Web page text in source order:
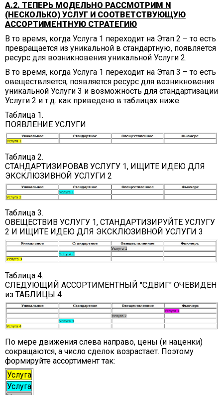
А.2. ТЕПЕРЬ МОДЕЛЬНО РАССМОТРИМ N
(НЕСКОЛЬКО) УСЛУГ И СООТВЕТСТВУЮЩУЮ
АССОРТИМЕНТНУЮ СТРАТЕГИЮ
В то время, когда Услуга 1 переходит на Этап 2 – то есть
превращается из уникальной в стандартную, появляется
ресурс для возникновения уникальной Услуги 2.
В то время, когда Услуга 1 переходит на Этап 3 – то есть
овеществляется, появляется ресурс для возникновения
уникальной Услуги 3 и возможность для стандартизации
Услуги 2 и т.д. как приведено в таблицах ниже.
Таблица 1.
ПОЯВЛЕНИЕ УСЛУГИ
Таблица 2.
СТАНДАРТИЗИРОВАВ УСЛУГУ 1, ИЩИТЕ ИДЕЮ ДЛЯ
ЭКСКЛЮЗИВНОЙ УСЛУГИ 2
Таблица 3.
ОВЕЩЕСТВИВ УСЛУГУ 1, СТАНДАРТИЗИРУЙТЕ УСЛУГУ
2 И ИЩИТЕ ИДЕЮ ДЛЯ ЭКСКЛЮЗИВНОЙ УСЛУГИ 3
Таблица 4.
СЛЕДУЮЩИЙ АССОРТИМЕНТНЫЙ "СДВИГ" ОЧЕВИДЕН
из ТАБЛИЦЫ 4
По мере движения слева направо, цены (и наценки)
сокращаются, а число сделок возрастает. Поэтому
формируйте ассортимент так:
Услуга
Услуга